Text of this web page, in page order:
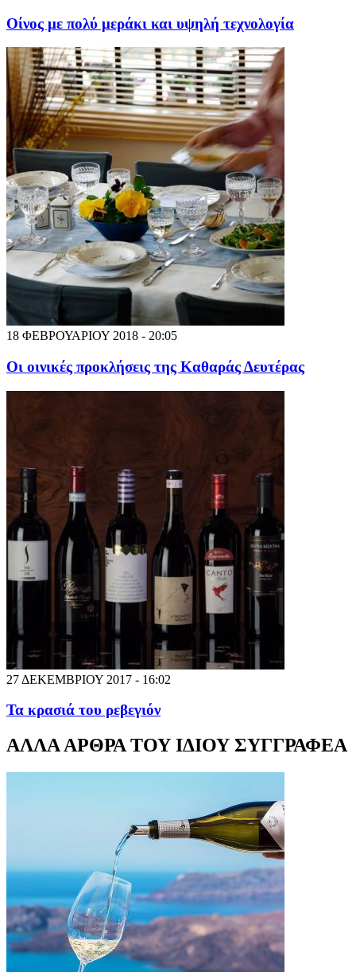
Οίνος με πολύ μεράκι και υψηλή τεχνολογία
18 ΦΕΒΡΟΥΑΡΙΟΥ 2018 - 20:05
Oι οινικές προκλήσεις της Καθαράς Δευτέρας
27 ΔΕΚΕΜΒΡΙΟΥ 2017 - 16:02
Τα κρασιά του ρεβεγιόν
ΑΛΛΑ ΑΡΘΡΑ ΤΟΥ ΙΔΙΟΥ ΣΥΓΓΡΑΦΕΑ